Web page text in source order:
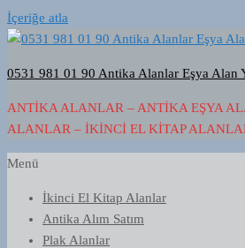
İçeriğe atla
0531 981 01 90 Antika Alanlar Eşya Alan
ANTIKA ALANLAR – ANTIKA EŞYA
ALANLAR – İKINCI EL KITAP
Menü
İkinci El Kitap Alanlar
Antika Alım Satım
Plak Alanlar